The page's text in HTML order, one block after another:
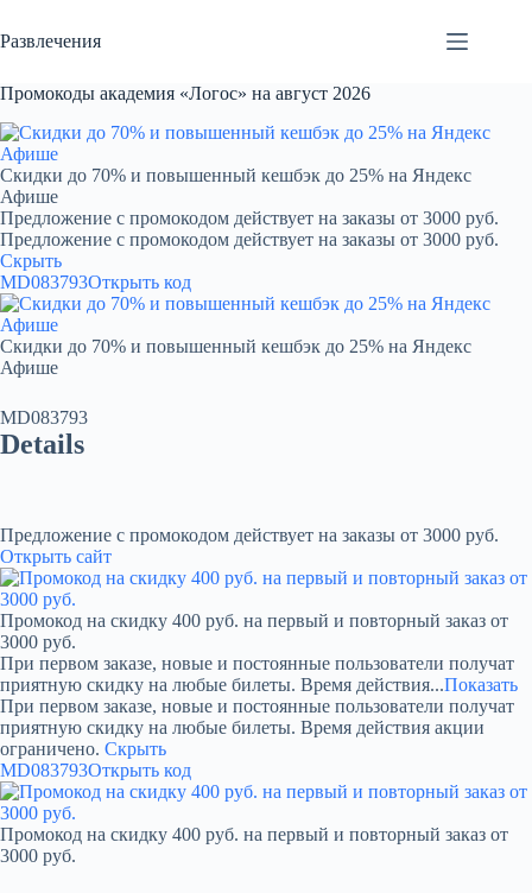
к
сути
Развлечения
Промокоды академия «Логос» на август 2026
Скидки до 70% и повышенный кешбэк до 25% на Яндекс
Афише
Предложение с промокодом действует на заказы от 3000 руб.
Предложение с промокодом действует на заказы от 3000 руб.
Скрыть
MD083793Открыть код
Скидки до 70% и повышенный кешбэк до 25% на Яндекс
Афише
MD083793
Details
Предложение с промокодом действует на заказы от 3000 руб.
Открыть сайт
Промокод на скидку 400 руб. на первый и повторный заказ от
3000 руб.
При первом заказе, новые и постоянные пользователи получат
приятную скидку на любые билеты. Время действия...Показать
При первом заказе, новые и постоянные пользователи получат
приятную скидку на любые билеты. Время действия акции
ограничено. Скрыть
MD083793Открыть код
Промокод на скидку 400 руб. на первый и повторный заказ от
3000 руб.